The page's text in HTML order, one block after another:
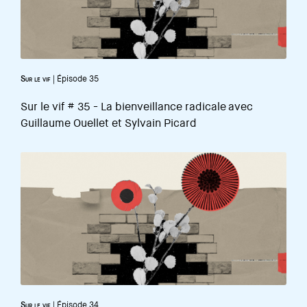
En savoir plus
En savoir plus
Sur le vif | Épisode 35
Sur le vif # 35 - La bienveillance radicale avec
Guillaume Ouellet et Sylvain Picard